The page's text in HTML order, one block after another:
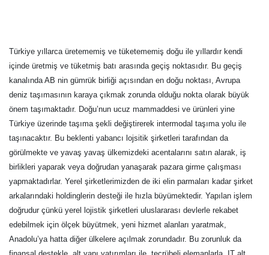
Türkiye yıllarca üretememiş ve tüketememiş doğu ile yıllardır kendi
içinde üretmiş ve tüketmiş batı arasında geçiş noktasıdır. Bu geçiş
kanalında AB nin gümrük birliği açısından en doğu noktası, Avrupa
deniz taşımasının karaya çıkmak zorunda olduğu nokta olarak büyük
önem taşımaktadır. Doğu’nun ucuz mammaddesi ve ürünleri yine
Türkiye üzerinde taşıma şekli değiştirerek intermodal taşıma yolu ile
taşınacaktır. Bu beklenti yabancı lojsitik şirketleri tarafından da
görülmekte ve yavaş yavaş ülkemizdeki acentalarını satın alarak, iş
birlikleri yaparak veya doğrudan yanaşarak pazara girme çalışması
yapmaktadırlar. Yerel şirketlerimizden de iki elin parmaları kadar şirket
arkalarındaki holdinglerin desteği ile hızla büyümektedir. Yapılan işlem
doğrudur çünkü yerel lojistik şirketleri uluslararası devlerle rekabet
edebilmek için ölçek büyütmek, yeni hizmet alanları yaratmak,
Anadolu’ya hatta diğer ülkelere açılmak zorundadır. Bu zorunluk da